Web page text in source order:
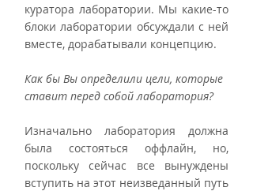
куратора лаборатории. Мы какие-то
блоки лаборатории обсуждали с ней
вместе, дорабатывали концепцию.
Как бы Вы определили цели, которые
ставит перед собой лаборатория?
Изначально лаборатория должна
была состояться оффлайн, но,
поскольку сейчас все вынуждены
вступить на этот неизведанный путь